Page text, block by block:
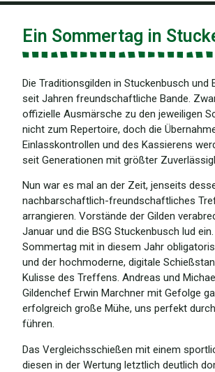
Ein Sommertag in
Die Traditionsgilden in Stuckenbusch und
seit Jahren freundschaftliche Bande.
offizielle Ausmärsche zu den jeweiligen
nicht zum Repertoire, doch die
Einlasskontrollen und des Kassierens
seit Generationen mit größter
Nun war es mal an der Zeit, jenseits
nachbarschaftlich-freundschaftliches
arrangieren. Vorstände der Gilden
Januar und die BSG Stuckenbusch lud
Sommertag mit in diesem Jahr
und der hochmoderne, digitale
Kulisse des Treffens. Andreas und
Gildenchef Erwin Marchner mit Gefolge
erfolgreich große Mühe, uns perfekt
führen.
Das Vergleichsschießen mit einem
diesen in der Wertung letztlich deutlich